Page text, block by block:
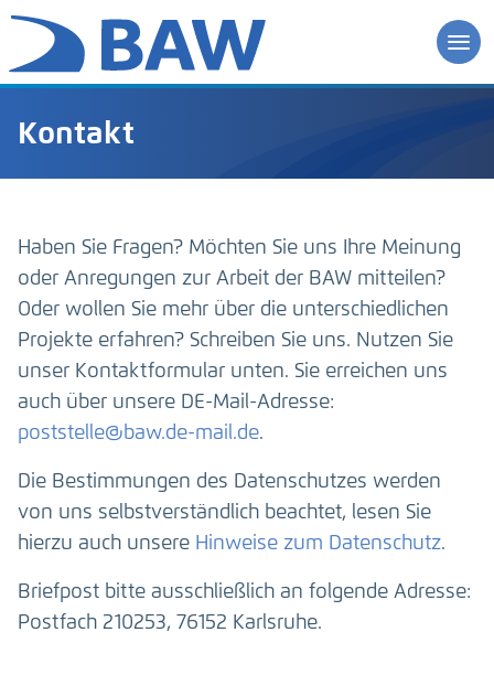
Kontakt
Haben Sie Fragen? Möchten Sie uns Ihre Meinung
oder Anregungen zur Arbeit der BAW mitteilen?
Oder wollen Sie mehr über die unterschiedlichen
Projekte erfahren? Schreiben Sie uns. Nutzen Sie
unser Kontaktformular unten. Sie erreichen uns
auch über unsere DE-Mail-Adresse:
poststelle@baw.de-mail.de.
Die Bestimmungen des Datenschutzes werden
von uns selbstverständlich beachtet, lesen Sie
hierzu auch unsere Hinweise zum Datenschutz.
Briefpost bitte ausschließlich an folgende Adresse:
Postfach 210253, 76152 Karlsruhe.